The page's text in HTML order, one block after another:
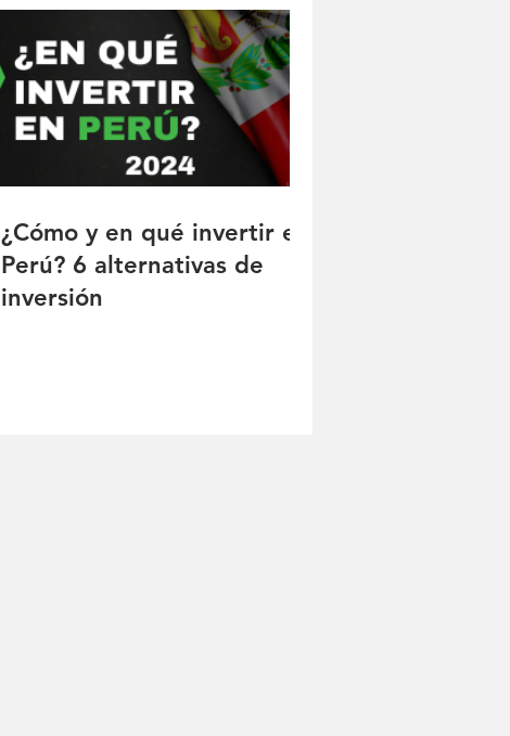
¿Cómo y en qué invertir en
Perú? 6 alternativas de
inversión